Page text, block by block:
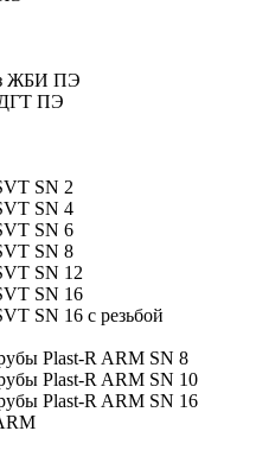
ЖБИ ПЭ
ДГТ ПЭ
SN 2
SN 4
SN 6
SN 8
SN 12
SN 16
SN 16 с резьбой
Plast-R ARM SN 8
Plast-R ARM SN 10
Plast-R ARM SN 16